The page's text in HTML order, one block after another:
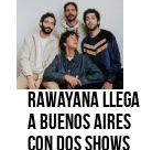
Rawayana llega
a Buenos Aires
con dos shows